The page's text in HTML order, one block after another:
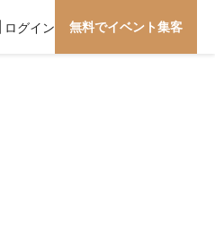
ログイン 無料でイベント集客